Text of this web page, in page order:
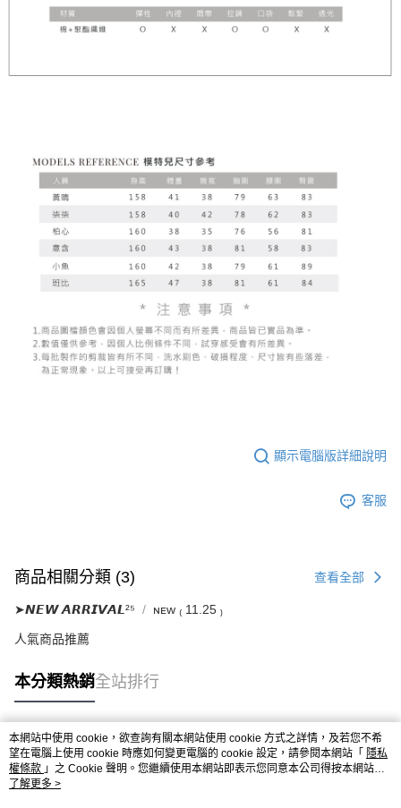
顯示電腦版詳細說明
客服
商品相關分類 (3) 查看全部
➤𝙉𝙀𝙒 𝘼𝙍𝙍𝙄𝙑𝘼𝙇²⁵ ɴᴇᴡ ₍ 11.25 ₎
人氣商品推薦
本分類熱銷全站排行
熱門標籤
本網站中使用 cookie，欲查詢有關本網站使用 cookie 方式之詳情，及若您不希
望在電腦上使用 cookie 時應如何變更電腦的 cookie 設定，請參閱本網站「 隱私
權條款 」之 Cookie 聲明。您繼續使用本網站即表示您同意本公司得按本網站使
用條款之 Cookie 聲明使用 cookie。
了解更多 >